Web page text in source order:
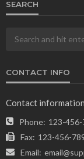
SEARCH
CONTACT INFO
Contact
Phone: 123-456-
Fax: 123-456-
Email: